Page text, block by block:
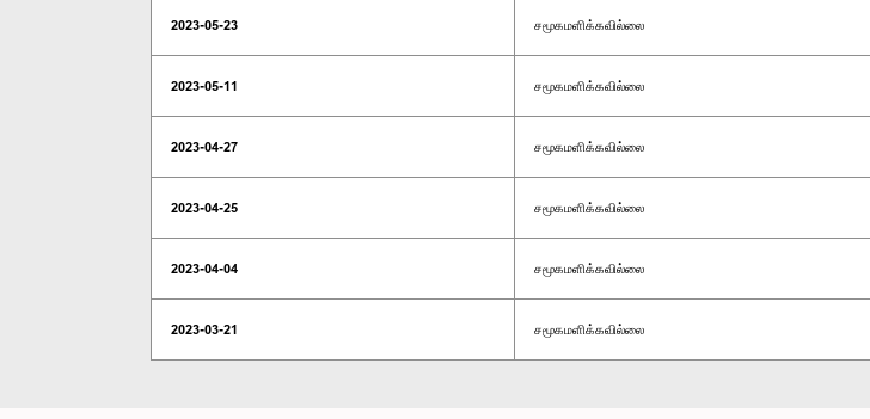
2023-05-23 சமூகமளிக்கவில்லை
2023-05-11 சமூகமளிக்கவில்லை
2023-04-27 சமூகமளிக்கவில்லை
2023-04-25 சமூகமளிக்கவில்லை
2023-04-04 சமூகமளிக்கவில்லை
2023-03-21 சமூகமளிக்கவில்லை